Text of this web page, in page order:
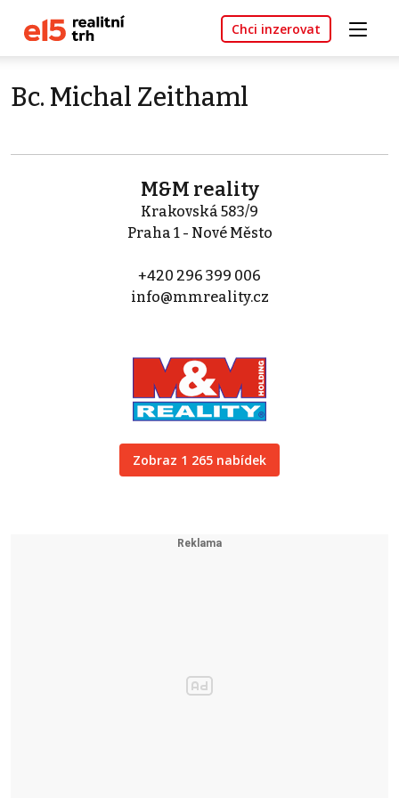
Chci inzerovat
Bc. Michal Zeithaml
M&M reality
Krakovská 583/9
Praha 1 - Nové Město
+420 296 399 006
info@mmreality.cz
Zobraz 1 265 nabídek